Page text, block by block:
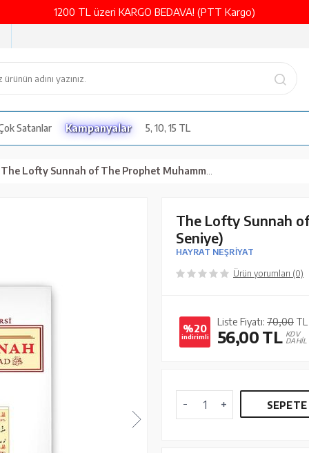
1200 TL üzeri KARGO BEDAVA! (PTT Kargo)
Satanlar Kampanyalar 5, 10, 15 TL
The Lofty Sunnah of The Prophet Muhammad (Sünneti Seniye)
The Lofty Sunnah
Seniye)
HAYRAT NEŞRİYAT
Ürün yorumları (0)
%20
indirimli
Liste Fiyatı: 70,00 TL
56,00TL KDV
DAHİL